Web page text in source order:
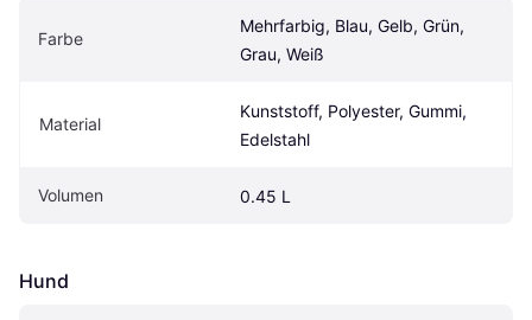
Farbe
Mehrfarbig, Blau, Gelb, Grün,
Grau, Weiß
Material
Kunststoff, Polyester, Gummi,
Edelstahl
Volumen 0.45 L
Hund